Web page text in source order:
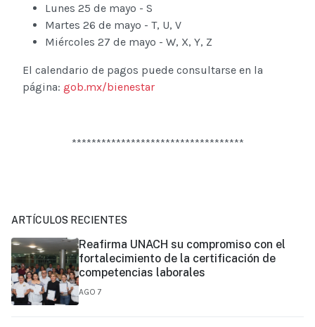
Lunes 25 de mayo - S
Martes 26 de mayo - T, U, V
Miércoles 27 de mayo - W, X, Y, Z
El calendario de pagos puede consultarse en la
página: gob.mx/bienestar
***********************************
ARTÍCULOS RECIENTES
Reafirma UNACH su compromiso con el
fortalecimiento de la certificación de
competencias laborales
AGO 7